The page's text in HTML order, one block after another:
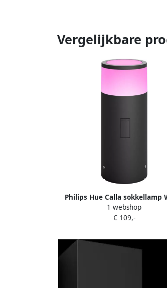
Vergelijkbare
Philips Hue Calla sokkellamp
and Color zwart laag
1 webshop
€ 109,-